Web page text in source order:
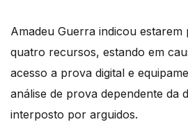
Amadeu Guerra indicou estarem
quatro recursos, estando em
acesso a prova digital e
análise de prova dependente da
interposto por arguidos.